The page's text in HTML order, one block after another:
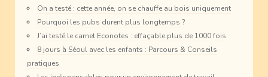
On a testé : cette année, on se chauffe au bois uniquement
Pourquoi les pubs durent plus longtemps ?
J’ai testé le carnet Econotes : effaçable plus de 1000 fois
8 jours à Séoul avec les enfants : Parcours & Conseils
pratiques